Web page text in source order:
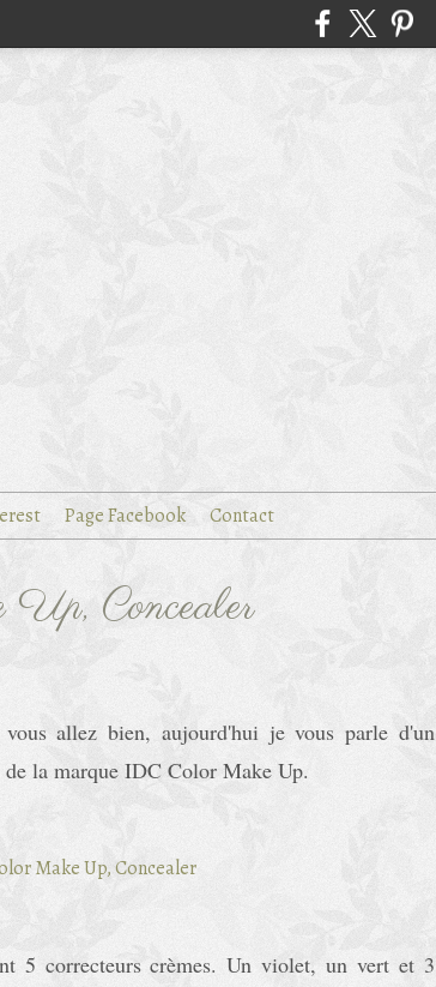
Page Facebook Contact
Concealer
allez bien, aujourd'hui je vous parle d'un
la marque IDC Color Make Up.
5 correcteurs crèmes. Un violet, un vert et 3